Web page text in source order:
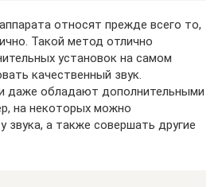
относят прежде всего то,
Такой метод отлично
установок на самом
качественный звук.
даже обладают дополнительными
на некоторых можно
звука, а также совершать другие